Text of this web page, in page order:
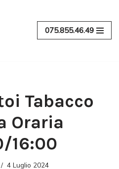
075.855.46.49
Tabacco
Oraria
16:00
4 Luglio 2024